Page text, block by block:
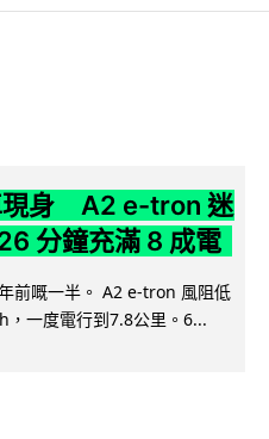
現身 A2 e-tron 迷
分鐘充滿 8 成電
前嘅一半。 A2 e-tron 風阻低
，一度電行到7.8公里。6...